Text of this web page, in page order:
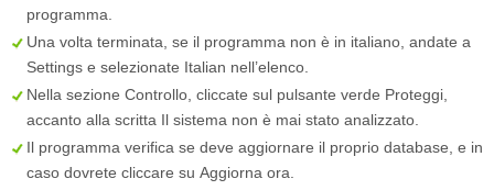
programma.
Una volta terminata, se il programma non è in italiano, andate a
Settings e selezionate Italian nell’elenco.
Nella sezione Controllo, cliccate sul pulsante verde Proteggi,
accanto alla scritta Il sistema non è mai stato analizzato.
Il programma verifica se deve aggiornare il proprio database, e in
caso dovrete cliccare su Aggiorna ora.